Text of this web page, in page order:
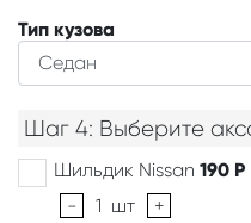
Тип кузова
Шаг 4: Выберите
Шильдик Nissan 190 Р
-
1 шт +